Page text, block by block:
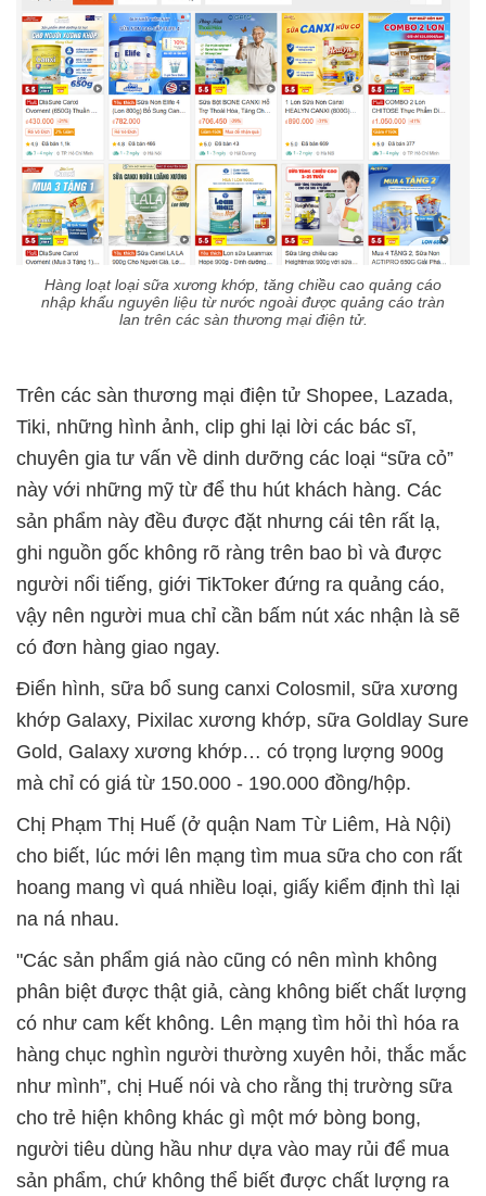
Hàng loạt loại sữa xương khớp, tăng chiều cao quảng cáo
nhập khẩu nguyên liệu từ nước ngoài được quảng cáo tràn
lan trên các sàn thương mại điện tử.
Trên các sàn thương mại điện tử Shopee, Lazada,
Tiki, những hình ảnh, clip ghi lại lời các bác sĩ,
chuyên gia tư vấn về dinh dưỡng các loại “sữa cỏ”
này với những mỹ từ để thu hút khách hàng. Các
sản phẩm này đều được đặt nhưng cái tên rất lạ,
ghi nguồn gốc không rõ ràng trên bao bì và được
người nổi tiếng, giới TikToker đứng ra quảng cáo,
vậy nên người mua chỉ cần bấm nút xác nhận là sẽ
có đơn hàng giao ngay.
Điển hình, sữa bổ sung canxi Colosmil, sữa xương
khớp Galaxy, Pixilac xương khớp, sữa Goldlay Sure
Gold, Galaxy xương khớp… có trọng lượng 900g
mà chỉ có giá từ 150.000 - 190.000 đồng/hộp.
Chị Phạm Thị Huế (ở quận Nam Từ Liêm, Hà Nội)
cho biết, lúc mới lên mạng tìm mua sữa cho con rất
hoang mang vì quá nhiều loại, giấy kiểm định thì lại
na ná nhau.
"Các sản phẩm giá nào cũng có nên mình không
phân biệt được thật giả, càng không biết chất lượng
có như cam kết không. Lên mạng tìm hỏi thì hóa ra
hàng chục nghìn người thường xuyên hỏi, thắc mắc
như mình”, chị Huế nói và cho rằng thị trường sữa
cho trẻ hiện không khác gì một mớ bòng bong,
người tiêu dùng hầu như dựa vào may rủi để mua
sản phẩm, chứ không thể biết được chất lượng ra